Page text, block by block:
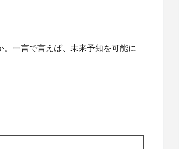
一言で言えば、未来予知を可能に